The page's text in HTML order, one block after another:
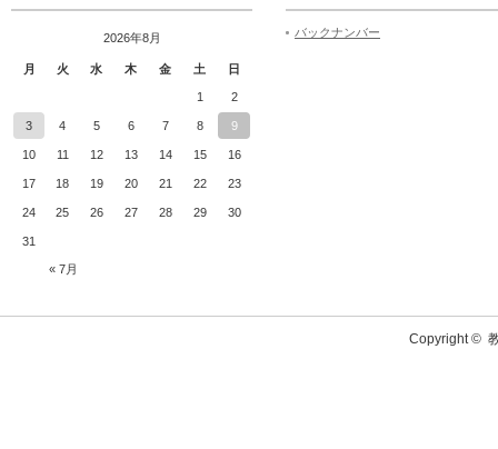
2026年8月
月 火 水 木 金 土 日
« 7月
1 2
3 4 5 6 7 8 9
10 11 12 13 14 15 16
17 18 19 20 21 22 23
24 25 26 27 28 29 30
31
バックナンバー
Copyright ©